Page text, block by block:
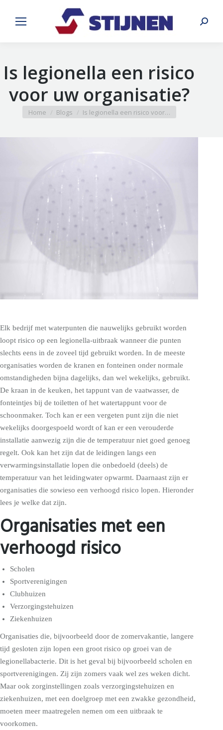
Search:
Is legionella een risico
voor uw organisatie?
You are here:
Home Blogs Is legionella een risico voor…
Elk bedrijf met waterpunten die nauwelijks gebruikt worden
loopt risico op een legionella-uitbraak wanneer die punten
slechts eens in de zoveel tijd gebruikt worden. In de meeste
organisaties worden de kranen en fonteinen onder normale
omstandigheden bijna dagelijks, dan wel wekelijks, gebruikt.
De kraan in de keuken, het tappunt van de vaatwasser, de
fonteintjes bij de toiletten of het watertappunt voor de
schoonmaker. Toch kan er een vergeten punt zijn die niet
wekelijks doorgespoeld wordt of kan er een verouderde
installatie aanwezig zijn die de temperatuur niet goed genoeg
regelt. Ook kan het zijn dat de leidingen langs een
verwarmingsinstallatie lopen die onbedoeld (deels) de
temperatuur van het leidingwater opwarmt. Daarnaast zijn er
organisaties die sowieso een verhoogd risico lopen. Hieronder
lees je welke dat zijn.
Organisaties met een
verhoogd risico
Scholen
Sportverenigingen
Clubhuizen
Verzorgingstehuizen
Ziekenhuizen
Organisaties die, bijvoorbeeld door de zomervakantie, langere
tijd gesloten zijn lopen een groot risico op groei van de
legionellabacterie. Dit is het geval bij bijvoorbeeld scholen en
sportverenigingen. Zij zijn zomers vaak wel zes weken dicht.
Maar ook zorginstellingen zoals verzorgingstehuizen en
ziekenhuizen, met een doelgroep met een zwakke gezondheid,
moeten meer maatregelen nemen om een uitbraak te
voorkomen.